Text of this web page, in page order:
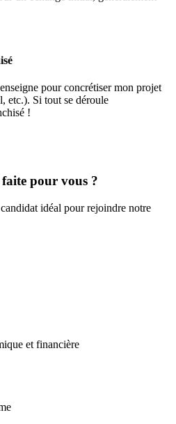
pour concrétiser mon projet
etc.). Si tout se déroule
!
faite pour vous ?
idéal pour rejoindre notre
et financière